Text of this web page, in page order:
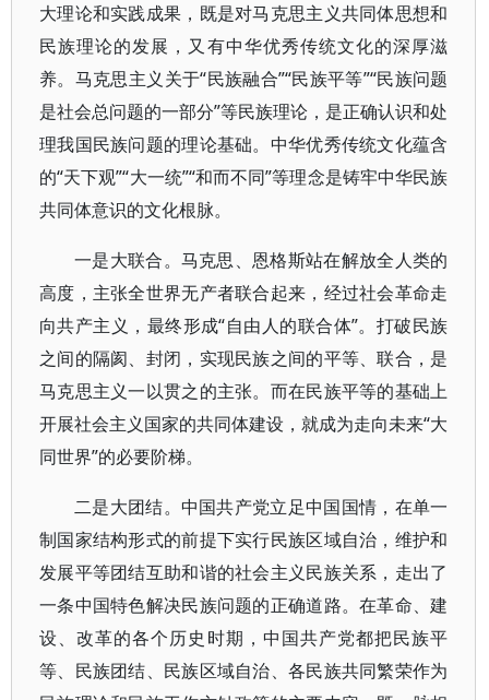
大理论和实践成果，既是对马克思主义共同体思想和
民族理论的发展，又有中华优秀传统文化的深厚滋
养。马克思主义关于“民族融合”“民族平等”“民族问题
是社会总问题的一部分”等民族理论，是正确认识和处
理我国民族问题的理论基础。中华优秀传统文化蕴含
的“天下观”“大一统”“和而不同”等理念是铸牢中华民族
共同体意识的文化根脉。
一是大联合。马克思、恩格斯站在解放全人类的
高度，主张全世界无产者联合起来，经过社会革命走
向共产主义，最终形成“自由人的联合体”。打破民族
之间的隔阂、封闭，实现民族之间的平等、联合，是
马克思主义一以贯之的主张。而在民族平等的基础上
开展社会主义国家的共同体建设，就成为走向未来“大
同世界”的必要阶梯。
二是大团结。中国共产党立足中国国情，在单一
制国家结构形式的前提下实行民族区域自治，维护和
发展平等团结互助和谐的社会主义民族关系，走出了
一条中国特色解决民族问题的正确道路。在革命、建
设、改革的各个历史时期，中国共产党都把民族平
等、民族团结、民族区域自治、各民族共同繁荣作为